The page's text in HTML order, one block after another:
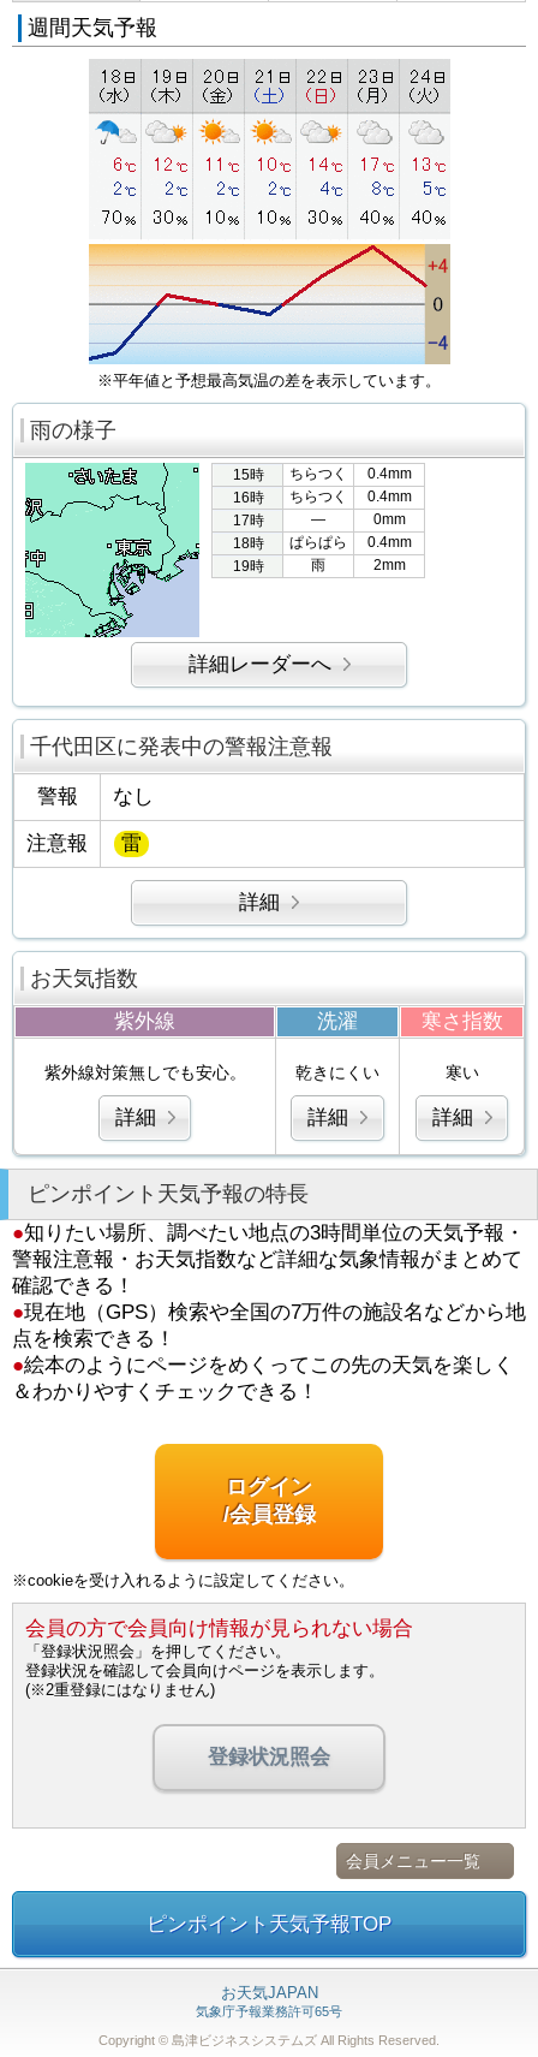
週間天気予報
※平年値と予想最高気温の差を表示しています。
雨の様子
15時 ちらつく
0.4mm
16時
ちらつく
0.4mm
17時
―
0mm
18時
ぱらぱら
0.4mm
19時
雨 2mm
詳細レーダーへ
千代田区に発表中の警報注意報
警報 なし
注意報 雷
詳細
お天気指数
紫外線 洗濯 寒さ指数
紫外線対策無しでも安心。
詳細
乾きにくい
詳細
寒い
詳細
ピンポイント天気予報の特長
●知りたい場所、調べたい地点の3時間単位の天気予報・
警報注意報・お天気指数など詳細な気象情報がまとめて
確認できる！
●現在地（GPS）検索や全国の7万件の施設名などから地
点を検索できる！
●絵本のようにページをめくってこの先の天気を楽しく
＆わかりやすくチェックできる！
ログイン
/会員登録
※cookieを受け入れるように設定してください。
会員の方で会員向け情報が見られない場合
「登録状況照会」を押してください。
登録状況を確認して会員向けページを表示します。
(※2重登録にはなりません)
登録状況照会
会員メニュー一覧
ピンポイント天気予報TOP
お天気JAPAN
気象庁予報業務許可65号
Copyright © 島津ビジネスシステムズ All Rights Reserved.